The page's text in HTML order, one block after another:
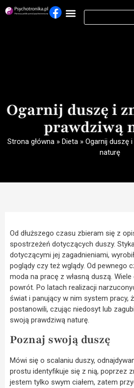
Ogarnij duszę i
prawdziwą
Strona główna » Dieta » Ogarnij duszę
naturę
Od dłuższego czasu zbieram się z
spostrzeżeń dotyczących duszy.
dotyczącymi jej zagadnieniami,
poglądy czy też wglądy. Od pewnego
moda na pracę z własną duszą.
powrót. Po latach realizacji
świat i panujący w nim system pracy,
postanowili, czując niedosyt lub
swoją prawdziwą naturę.
Poznaj swoją duszę
Mówi się o scalaniu duszy,
prostu identyfikuje się z nią, poprzez
jestem tylko swym ciałem, zatem